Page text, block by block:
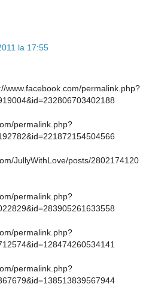
la 17:55
permalink.php?
permalink.php?
JullyWithLove/posts/2802174120
permalink.php?
permalink.php?
permalink.php?